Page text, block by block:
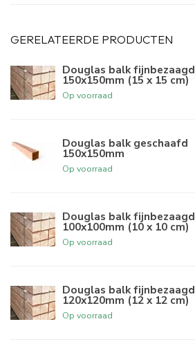
GERELATEERDE PRODUCTEN
Douglas balk fijnbezaagd
150x150mm (15 x 15 cm)
Op voorraad
Douglas balk geschaafd
150x150mm
Op voorraad
Douglas balk fijnbezaagd
100x100mm (10 x 10 cm)
Op voorraad
Douglas balk fijnbezaagd
120x120mm (12 x 12 cm)
Op voorraad